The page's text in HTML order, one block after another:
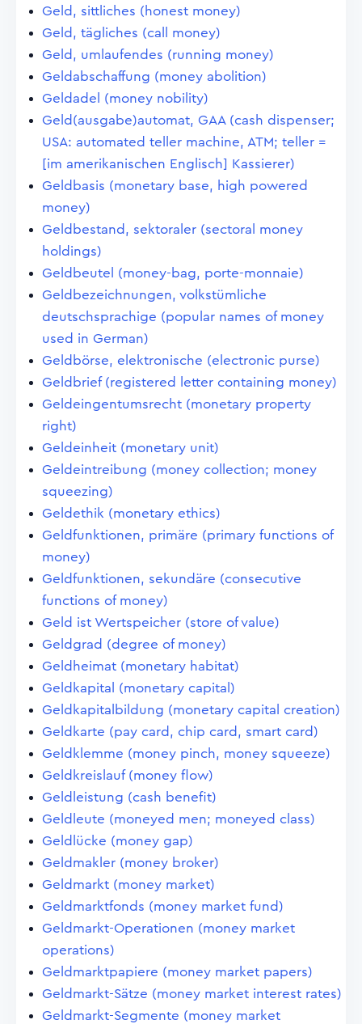
Geld, sittliches (honest money)
Geld, tägliches (call money)
Geld, umlaufendes (running money)
Geldabschaffung (money abolition)
Geldadel (money nobility)
Geld(ausgabe)automat, GAA (cash dispenser;
USA: automated teller machine, ATM; teller =
[im amerikanischen Englisch] Kassierer)
Geldbasis (monetary base, high powered
money)
Geldbestand, sektoraler (sectoral money
holdings)
Geldbeutel (money-bag, porte-monnaie)
Geldbezeichnungen, volkstümliche
deutschsprachige (popular names of money
used in German)
Geldbörse, elektronische (electronic purse)
Geldbrief (registered letter containing money)
Geldeingentumsrecht (monetary property
right)
Geldeinheit (monetary unit)
Geldeintreibung (money collection; money
squeezing)
Geldethik (monetary ethics)
Geldfunktionen, primäre (primary functions of
money)
Geldfunktionen, sekundäre (consecutive
functions of money)
Geld ist Wertspeicher (store of value)
Geldgrad (degree of money)
Geldheimat (monetary habitat)
Geldkapital (monetary capital)
Geldkapitalbildung (monetary capital creation)
Geldkarte (pay card, chip card, smart card)
Geldklemme (money pinch, money squeeze)
Geldkreislauf (money flow)
Geldleistung (cash benefit)
Geldleute (moneyed men; moneyed class)
Geldlücke (money gap)
Geldmakler (money broker)
Geldmarkt (money market)
Geldmarktfonds (money market fund)
Geldmarkt-Operationen (money market
operations)
Geldmarktpapiere (money market papers)
Geldmarkt-Sätze (money market interest rates)
Geldmarkt-Segmente (money market